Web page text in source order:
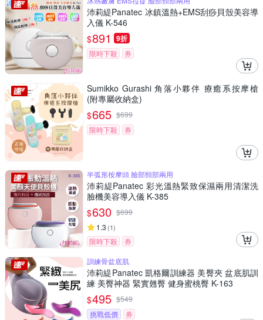
沛莉緹Panatec 冰鎮溫熱+EMS刮痧貝殼美容導
入儀 K-546
$891 9折
限時下殺 券
Sumikko Gurashi 角落小夥伴 療癒系按摩槍
(附專屬收納盒)
$665 $699
限時下殺
券
半弧形按摩頭 臉部頸部兩用
沛莉緹Panatec 彩光溫熱緊致保濕兩用清潔洗
臉機美容導入儀 K-385
$630 $699
1.3 (1)
限時下殺
券
訓練骨盆底肌
沛莉緹Panatec 凱格爾訓練器 美臀夾 盆底肌訓
練 美臀神器 緊實翹臀 健身蜜桃臀 K-163
$495 $549
挑戰低價
券